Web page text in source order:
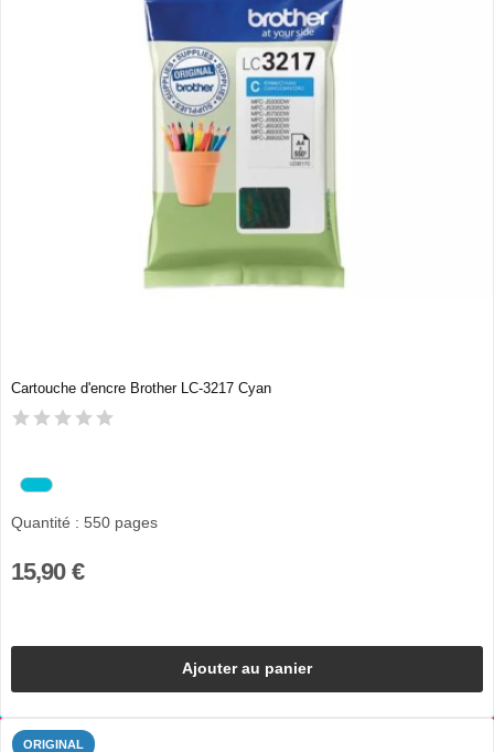
Cartouche d'encre Brother LC-3217 Cyan
Quantité : 550 pages
15,90 €
Ajouter au panier
ORIGINAL